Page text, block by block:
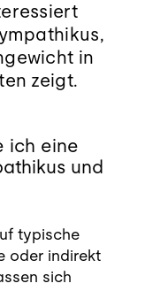
in
zeigt.
ich eine
und
typische
oder indirekt
sich